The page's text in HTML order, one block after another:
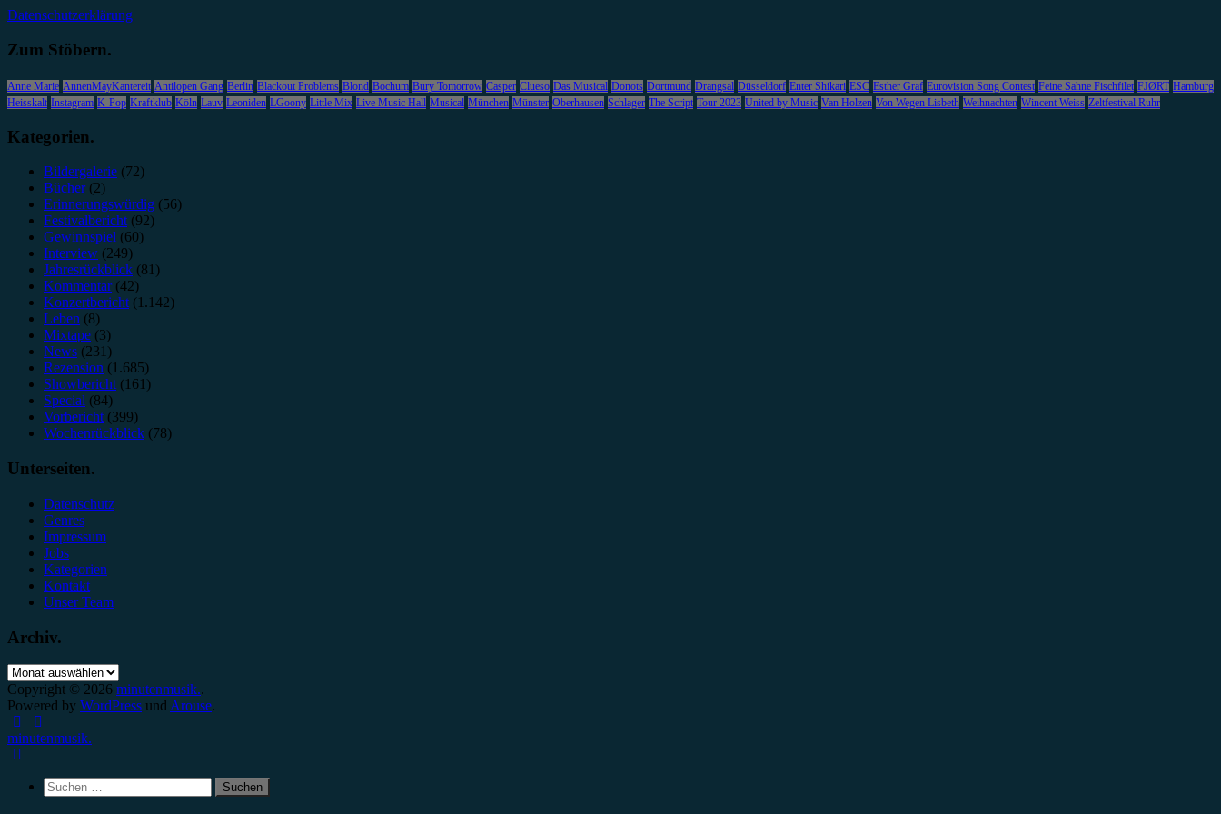
Datenschutzerklärung
Zum Stöbern.
Anne Marie AnnenMayKantereit Antilopen Gang Berlin Blackout Problems Blond Bochum Bury Tomorrow Casper Clueso Das Musical Donots Dortmund Drangsal Düsseldorf Enter Shikari ESC Esther Graf Eurovision Song Contest Feine Sahne Fischfilet FJØRT Hamburg
Heisskalt Instagram K-Pop Kraftklub Köln Lauv Leoniden LGoony Little Mix Live Music Hall Musical München Münster Oberhausen Schlager The Script Tour 2023 United by Music Van Holzen Von Wegen Lisbeth Weihnachten Wincent Weiss Zeltfestival Ruhr
Kategorien.
Bildergalerie (72)
Bücher(2)
Erinnerungswürdig (56)
Festivalbericht(92)
Gewinnspiel (60)
Interview (249)
Jahresrückblick (81)
Kommentar(42)
Konzertbericht(1.142)
Leben (8)
Mixtape (3)
News (231)
Rezension (1.685)
Showbericht(161)
Special (84)
Vorbericht(399)
Wochenrückblick (78)
Unterseiten.
Datenschutz
Genres
Impressum
Jobs
Kategorien
Kontakt
Unser Team
Archiv.
Archiv.
Copyright © 2026 minutenmusik..
Powered by WordPress und Arouse.
minutenmusik.
Suchen
nach: